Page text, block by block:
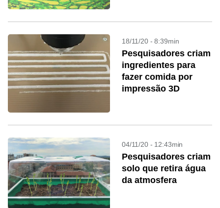
18/11/20 - 8:39min
Pesquisadores criam
ingredientes para
fazer comida por
impressão 3D
04/11/20 - 12:43min
Pesquisadores criam
solo que retira água
da atmosfera